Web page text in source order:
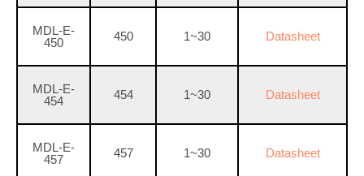
MDL-E-
450
450 1~30 Datasheet
MDL-E-
454
454 1~30 Datasheet
MDL-E-
457
457 1~30 Datasheet